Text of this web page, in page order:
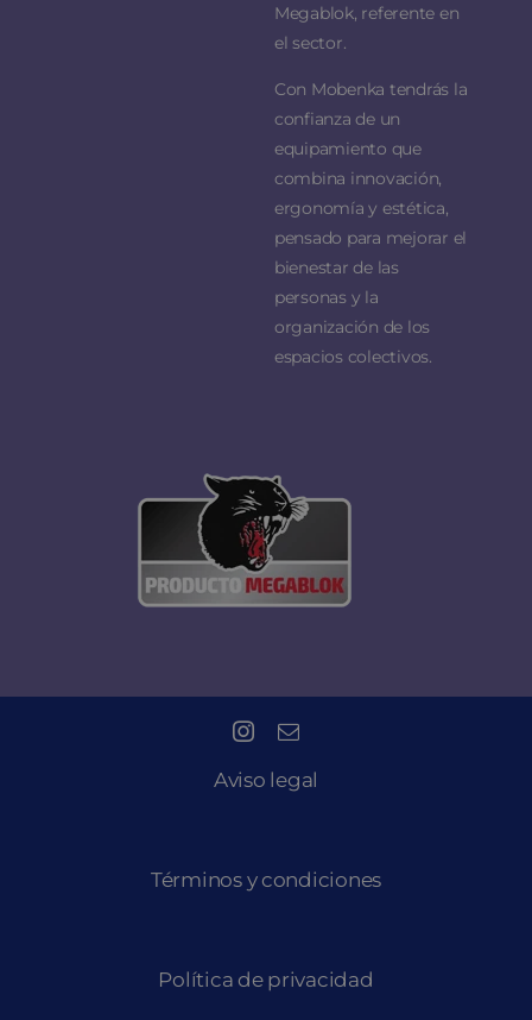
Megablok, referente en
el sector.
Con Mobenka tendrás la
confianza de un
equipamiento que
combina innovación,
ergonomía y estética,
pensado para mejorar el
bienestar de las
personas y la
organización de los
espacios colectivos.
Aviso legal
Términos y condiciones
Política de privacidad